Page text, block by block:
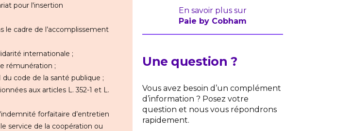
pour l'insertion
le cadre de l’accomplissement
internationale ;
rémunération ;
du code de la santé publique ;
aux articles L. 352-1 et L.
forfaitaire d’entretien
service de la coopération ou
En savoir plus sur
Paie by Cobham
Une question ?
Vous avez besoin d’un complément
d’information ? Posez votre
question et nous vous répondrons
rapidement.